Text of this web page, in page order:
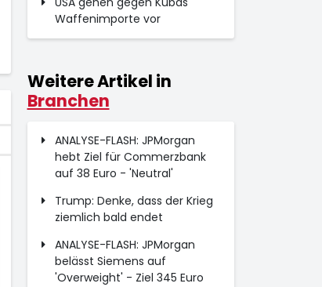
Waffenimporte vor
Weitere Artikel in
Branchen
ANALYSE-FLASH: JPMorgan
hebt Ziel für Commerzbank
auf 38 Euro - 'Neutral'
Trump: Denke, dass der Krieg
ziemlich bald endet
ANALYSE-FLASH: JPMorgan
belässt Siemens auf
'Overweight' - Ziel 345 Euro